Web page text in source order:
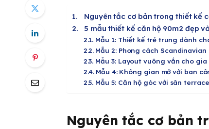
Nguyên tắc cơ bản trong thiết kế
5 mẫu thiết kế căn hộ 90m2 đẹp
Mẫu 1: Thiết kế trẻ trung dành
Mẫu 2: Phong cách
Mẫu 3: Layout vuông vắn cho
Mẫu 4: Không gian mở với ban
Mẫu 5: Căn hộ góc với sân
Nguyên tắc cơ bản